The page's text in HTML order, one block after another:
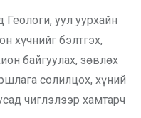
уул уурхайн
хүчнийг бэлтгэх,
байгуулах, зөвлөх
солилцох, хүний
чиглэлээр хамтарч